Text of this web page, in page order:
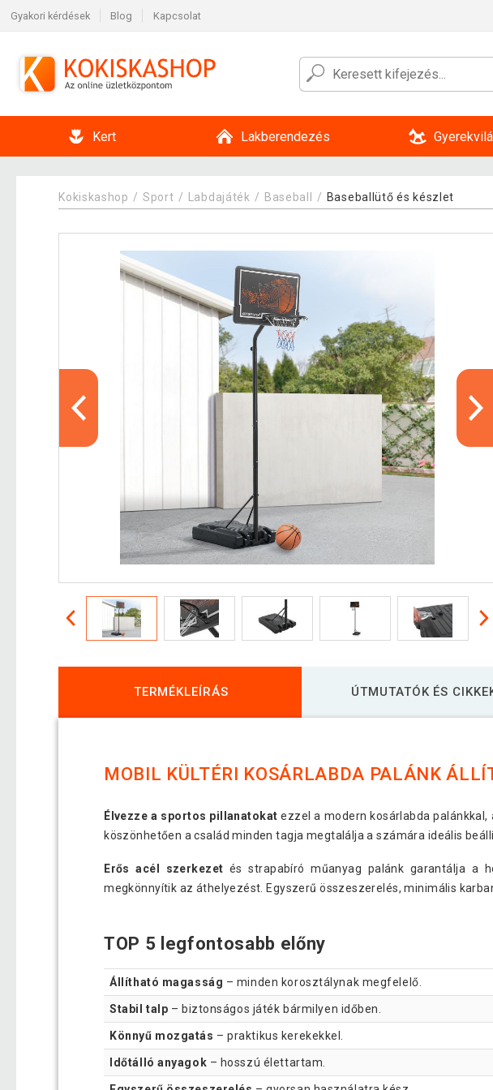
Gyakori kérdések Blog Kapcsolat
Kert Lakberendezés
Kokiskashop Sport Labdajáték Baseball Baseballütő és készlet
TERMÉKLEÍRÁS ÚTMUTATÓK ÉS
MOBIL KÜLTÉRI KOSÁRLABDA PALÁNK
Élvezze a sportos pillanatokat ezzel a modern kosárlabda
köszönhetően a család minden tagja megtalálja a számára ideális
Erős acél szerkezet és strapabíró műanyag palánk garantálja a
megkönnyítik az áthelyezést. Egyszerű összeszerelés, minimális
TOP 5 legfontosabb előny
Állítható magasság – minden korosztálynak megfelelő.
Stabil talp – biztonságos játék bármilyen időben.
Könnyű mozgatás – praktikus kerekekkel.
Időtálló anyagok – hosszú élettartam.